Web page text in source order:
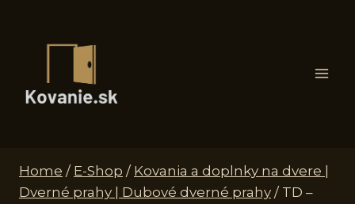
Home / E-Shop / Kovania a doplnky na dvere |
Dverné prahy | Dubové dverné prahy / TD –